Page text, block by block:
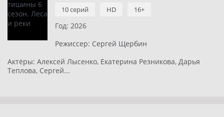
10 серий HD 16+
Год: 2026
Режиссер: Сергей Щербин
Актёры: Алексей Лысенко, Екатерина Резникова, Дарья
Теплова, Сергей...